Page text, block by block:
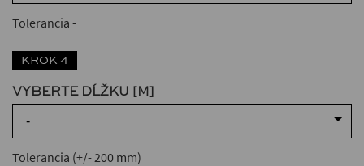
Tolerancia -
KROK 4
VYBERTE DĹŽKU [M]
-
Tolerancia (+/- 200 mm)